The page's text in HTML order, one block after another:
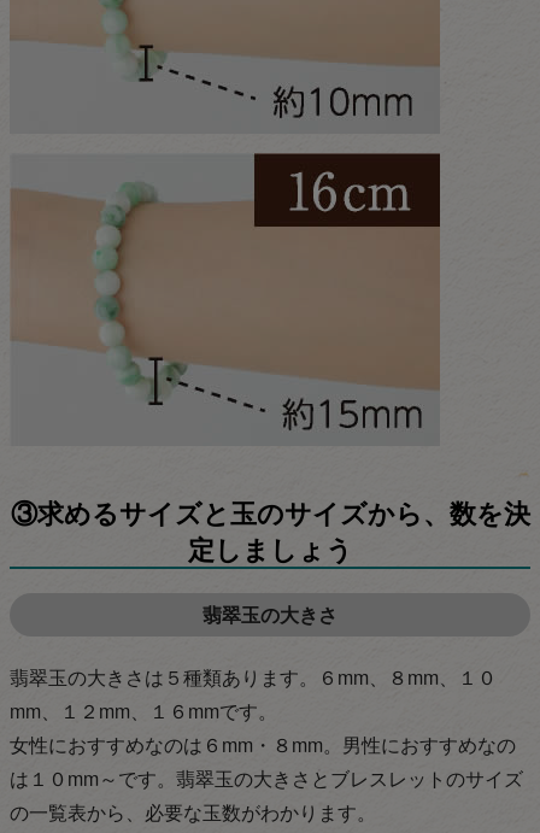
③求めるサイズと玉のサイズから、数を決
定しましょう
翡翠玉の大きさ
翡翠玉の大きさは５種類あります。６mm、８mm、１０
mm、１２mm、１６mmです。
女性におすすめなのは６mm・８mm。男性におすすめなの
は１０mm～です。翡翠玉の大きさとブレスレットのサイズ
の一覧表から、必要な玉数がわかります。